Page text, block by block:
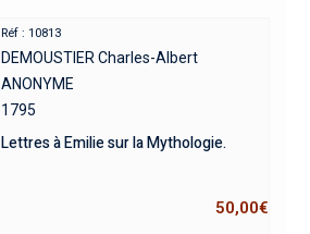
Réf : 10813
DEMOUSTIER Charles-Albert
ANONYME
1795
Lettres à Emilie sur la Mythologie.
50,00€